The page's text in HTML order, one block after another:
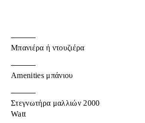
Μπανιέρα ή ντουζιέρα
Amenities μπάνιου
Στεγνωτήρα μαλλιών 2000
Watt